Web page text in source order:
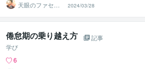
天眼のファセッ
ト
2024/03/28
倦怠期の乗り越え方
記事
学び
6